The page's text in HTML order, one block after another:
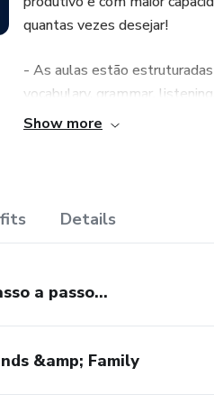
quantas vezes desejar!
- As aulas estão
vocabulary, grammar,
atividades online (dever de
encontre um professor!
Show more
Details
a passo...
&amp; Family